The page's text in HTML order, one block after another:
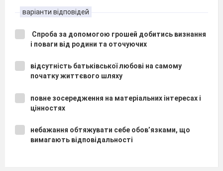
варіанти відповідей
Спроба за допомогою грошей добитись визнання
і поваги від родини та оточуючих
відсутність батьківської любові на самому
початку життєвого шляху
повне зосередження на матеріальних інтересах і
цінностях
небажання обтяжувати себе обов’язками, що
вимагають відповідальності